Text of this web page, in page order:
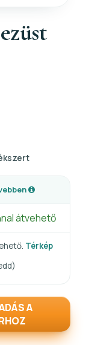
átvehető
Térkép
A